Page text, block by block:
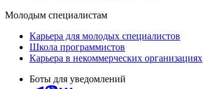
Молодым специалистам
Карьера для молодых специалистов
Школа программистов
Карьера в некоммерческих организациях
Боты для уведомлений